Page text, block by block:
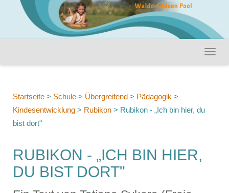
Startseite > Schule > Übergreifend > Pädagogik >
Kindesentwicklung > Rubikon > Rubikon - „Ich bin hier, du
bist dort"
RUBIKON - „ICH BIN HIER,
DU BIST DORT"